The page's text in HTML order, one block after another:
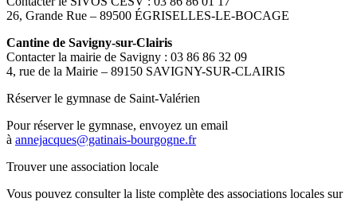
26, Grande Rue – 89500 ÉGRISELLES-LE-BOCAGE
Cantine de Savigny-sur-Clairis
Contacter la mairie de Savigny : 03 86 86 32 09
4, rue de la Mairie – 89150 SAVIGNY-SUR-CLAIRIS
Réserver le gymnase de Saint-Valérien
Pour réserver le gymnase, envoyez un email
à annejacques@gatinais-bourgogne.fr
Trouver une association locale
Vous pouvez consulter la liste complète des associations locales sur